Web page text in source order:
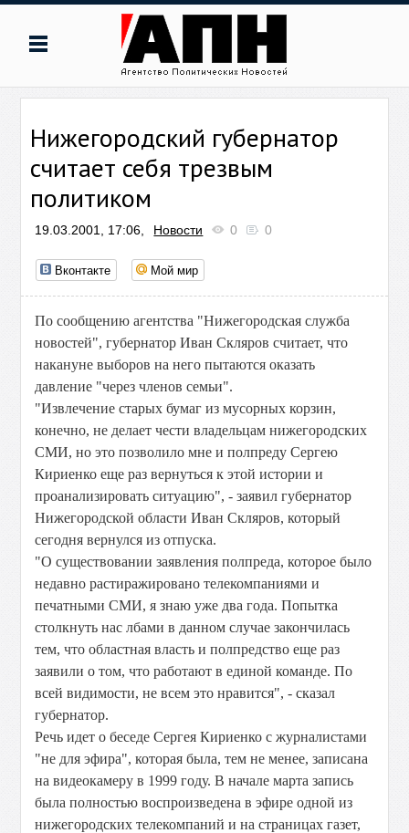
Нижегородский губернатор
считает себя трезвым
политиком
19.03.2001, 17:06, Новости 0 0
Вконтакте Мой мир
По сообщению агентства "Нижегородская служба
новостей", губернатор Иван Скляров считает, что
накануне выборов на него пытаются оказать
давление "через членов семьи".
"Извлечение старых бумаг из мусорных корзин,
конечно, не делает чести владельцам нижегородских
СМИ, но это позволило мне и полпреду Сергею
Кириенко еще раз вернуться к этой истории и
проанализировать ситуацию", - заявил губернатор
Нижегородской области Иван Скляров, который
сегодня вернулся из отпуска.
"О существовании заявления полпреда, которое было
недавно растиражировано телекомпаниями и
печатными СМИ, я знаю уже два года. Попытка
столкнуть нас лбами в данном случае закончилась
тем, что областная власть и полпредство еще раз
заявили о том, что работают в единой команде. По
всей видимости, не всем это нравится", - сказал
губернатор.
Речь идет о беседе Сергея Кириенко с журналистами
"не для эфира", которая была, тем не менее, записана
на видеокамеру в 1999 году. В начале марта запись
была полностью воспроизведена в эфире одной из
нижегородских телекомпаний и на страницах газет,